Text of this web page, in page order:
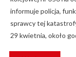
informuje policja,
sprawcy tej
29 kwietnia, około